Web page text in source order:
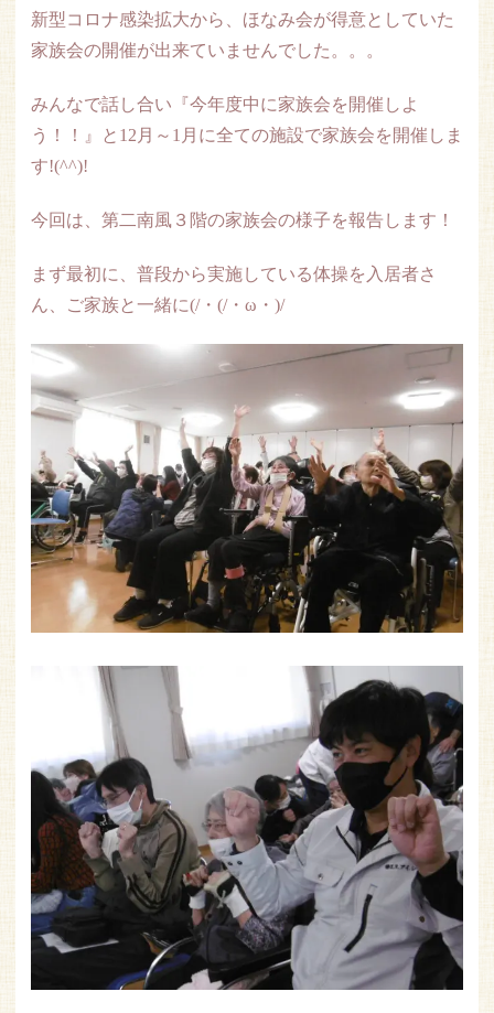
新型コロナ感染拡大から、ほなみ会が得意としていた
家族会の開催が出来ていませんでした。。。
みんなで話し合い『今年度中に家族会を開催しよ
う！！』と12月～1月に全ての施設で家族会を開催しま
す!(^^)!
今回は、第二南風３階の家族会の様子を報告します！
まず最初に、普段から実施している体操を入居者さ
ん、ご家族と一緒に(/・(/・ω・)/